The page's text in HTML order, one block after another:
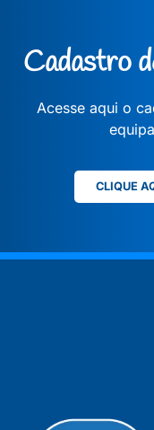
Cadastro
Acesse aqui o
CLIQUE